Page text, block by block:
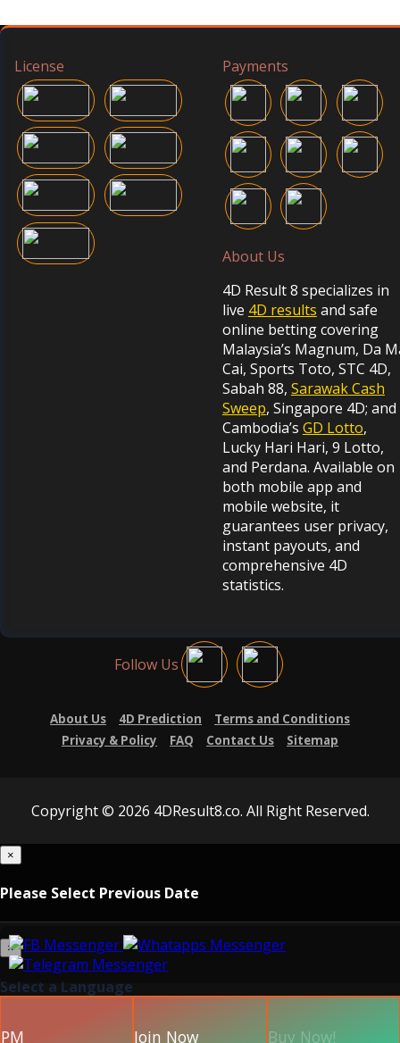
License Payments
About Us
4D Result 8 specializes in
live 4D results and safe
online betting covering
Malaysia’s Magnum, Da
Cai, Sports Toto, STC 4D,
Sabah 88, Sarawak Cash
Sweep, Singapore 4D; and
Cambodia’s GD Lotto,
Lucky Hari Hari, 9 Lotto,
and Perdana. Available on
both mobile app and
mobile website, it
guarantees user privacy,
instant payouts, and
comprehensive 4D
statistics.
Follow Us
About Us 4D Prediction
Terms and Conditions
Privacy & Policy
FAQ Contact Us Sitemap
Copyright © 2026 4DResult8.co. All Right Reserved.
×
Please Select Previous Date
×
Select a Language
PM Join Now Buy Now!